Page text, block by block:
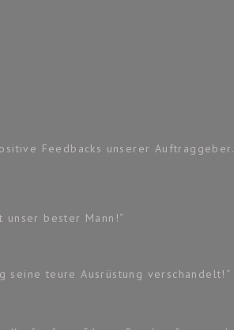
Feedbacks unserer Auftraggeber.
bester Mann!“
seine teure Ausrüstung verschandelt!“